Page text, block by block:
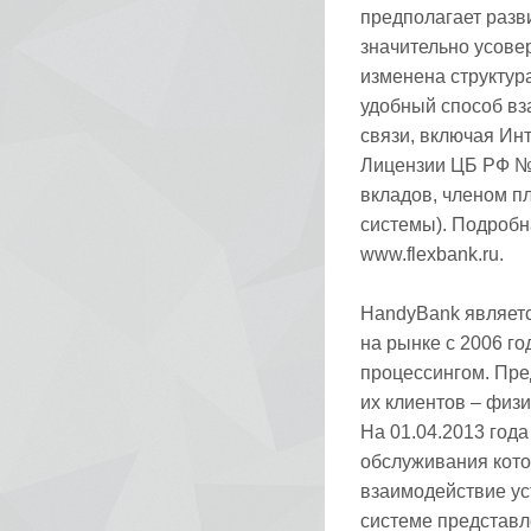
предполагает
значительно
изменена
удобный способ
связи, включая
Лицензии ЦБ РФ
вкладов, членом
системы).
www.flexbank.ru.
HandyBank
на рынке с 2006
процессингом.
их клиентов –
На 01.04.2013
обслуживания
взаимодействие
системе